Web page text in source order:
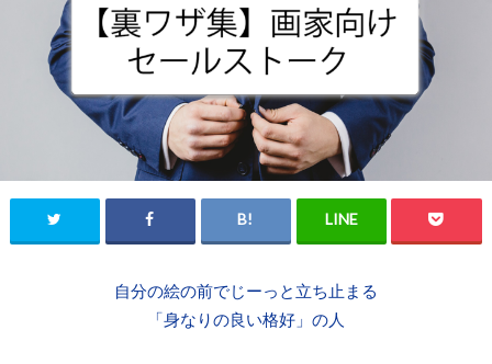
自分の絵の前でじーっと立ち止まる
「身なりの良い格好」の人